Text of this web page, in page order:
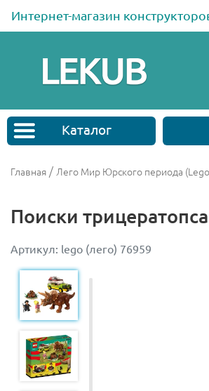
Интернет-магазин
Каталог
Главная / Лего Мир Юрского периода
Поиски трицератопса
Артикул: lego (лего) 76959